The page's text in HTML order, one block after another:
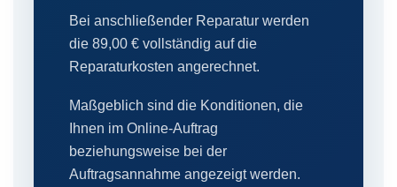
Bei anschließender Reparatur werden
die 89,00 € vollständig auf die
Reparaturkosten angerechnet.
Maßgeblich sind die Konditionen, die
Ihnen im Online-Auftrag
beziehungsweise bei der
Auftragsannahme angezeigt werden.